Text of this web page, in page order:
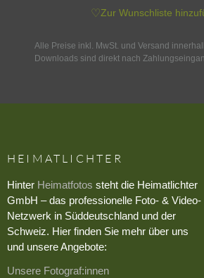
♡Zur Wunschliste
Alle Preise inkl. MwSt. und Versand
Downloads sind direkt nach
HEIMATLICHTER
Hinter Heimatfotos steht die Heimatlichter
GmbH – das professionelle Foto- & Video-
Netzwerk in Süddeutschland und der
Schweiz. Hier finden Sie mehr über uns
und unsere Angebote:
Unsere Fotograf:innen